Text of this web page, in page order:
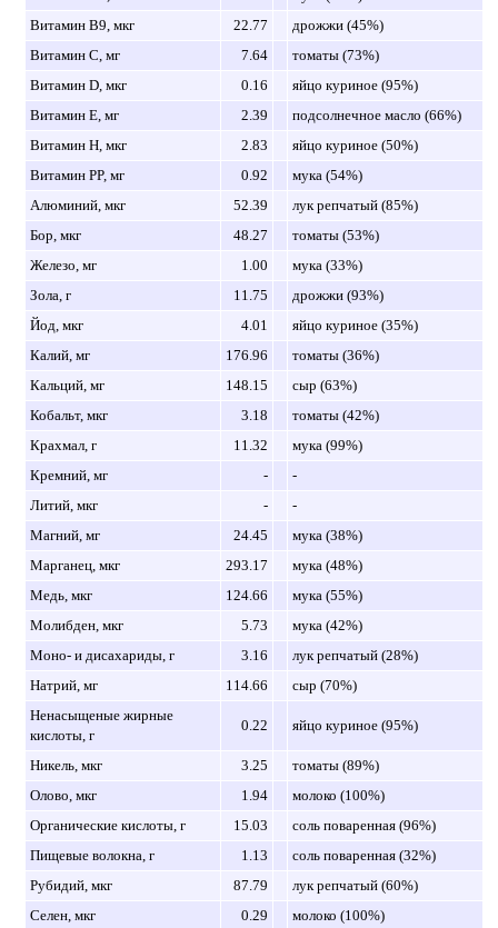
Витамин B9, мкг
22.77
дрожжи (45%)
Витамин C, мг
7.64
томаты (73%)
Витамин D, мкг
0.16
яйцо куриное (95%)
Витамин E, мг
2.39
подсолнечное масло (66%)
Витамин H, мкг
2.83
яйцо куриное (50%)
Витамин PP, мг
0.92
мука (54%)
Алюминий, мкг
52.39
лук репчатый (85%)
Бор, мкг
48.27
томаты (53%)
Железо, мг
1.00
мука (33%)
Зола, г
11.75
дрожжи (93%)
Йод, мкг
4.01
яйцо куриное (35%)
Калий, мг
176.96
томаты (36%)
Кальций, мг
148.15
сыр (63%)
Кобальт, мкг
3.18
томаты (42%)
Крахмал, г
11.32
мука (99%)
Кремний, мг
-
-
Литий, мкг
-
-
Магний, мг
24.45
мука (38%)
Марганец, мкг
293.17
мука (48%)
Медь, мкг
124.66
мука (55%)
Молибден, мкг
5.73
мука (42%)
Моно- и дисахариды, г
3.16
лук репчатый (28%)
Натрий, мг
114.66
сыр (70%)
Ненасыщеные жирные
кислоты, г
0.22 яйцо куриное (95%)
Никель, мкг 3.25
томаты (89%)
Олово, мкг
1.94
молоко (100%)
Органические кислоты, г
15.03
соль поваренная (96%)
Пищевые волокна, г
1.13
соль поваренная (32%)
Рубидий, мкг
87.79
лук репчатый (60%)
Селен, мкг
0.29
молоко (100%)